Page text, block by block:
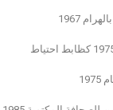
1967